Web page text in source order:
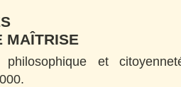
MAÎTRISE
philosophique et